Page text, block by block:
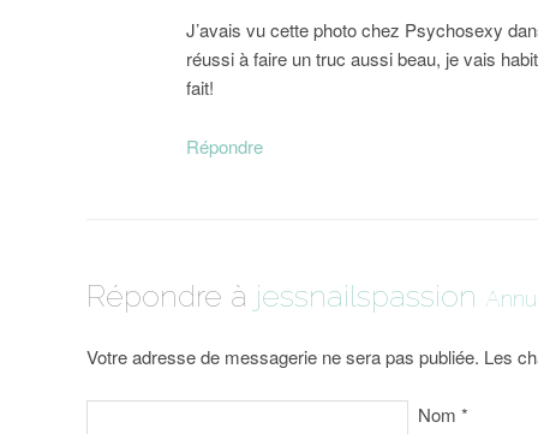
J’avais vu cette photo chez Psychosexy
réussi à faire un truc aussi beau, je vais
fait!
Répondre
Répondre à jessnailspassion
Votre adresse de messagerie ne sera pas publiée. Les
Nom *